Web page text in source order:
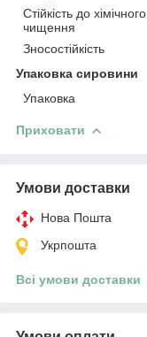
Стійкість до хімічного
чищення
Зносостійкість
Упаковка сировини
Упаковка
Приховати
Умови доставки
Нова Пошта
Укрпошта
Всі умови доставки